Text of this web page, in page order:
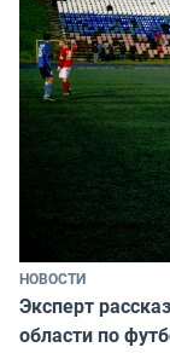
НОВОСТИ
Эксперт
области по